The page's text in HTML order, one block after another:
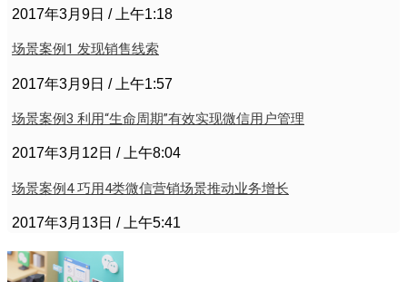
2017年3月9日 上午1:18
场景案例1 发现销售线索
2017年3月9日 上午1:57
场景案例3 利用“生命周期”有效实现微信用户管理
2017年3月12日 上午8:04
场景案例4 巧用4类微信营销场景推动业务增长
2017年3月13日 上午5:41